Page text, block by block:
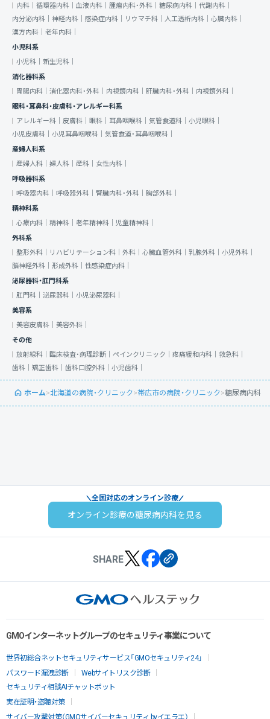
内科｜ 循環器内科｜ 血液内科｜ 腫瘍内科・外科｜ 糖尿病内科｜ 代謝内科｜
内分泌内科｜ 神経内科｜ 感染症内科｜ リウマチ科｜ 人工透析内科｜ 心臓内科｜
漢方内科｜ 老年内科｜
小児科系
小児科｜ 新生児科｜
消化器科系
胃腸内科｜ 消化器内科・外科｜ 内視鏡内科｜ 肝臓内科・外科｜ 内視鏡外科｜
眼科・耳鼻科・皮膚科・アレルギー科系
アレルギー科｜ 皮膚科｜ 眼科｜ 耳鼻咽喉科｜ 気管食道科｜ 小児眼科｜
小児皮膚科｜ 小児耳鼻咽喉科｜ 気管食道・耳鼻咽喉科｜
産婦人科系
産婦人科｜ 婦人科｜ 産科｜ 女性内科｜
呼吸器科系
呼吸器内科｜ 呼吸器外科｜ 腎臓内科・外科｜ 胸部外科｜
精神科系
心療内科｜ 精神科｜ 老年精神科｜ 児童精神科｜
外科系
整形外科｜
リハビリテーション科｜ 外科｜ 心臓血管外科｜ 乳腺外科｜ 小児外科｜
脳神経外科｜ 形成外科｜ 性感染症内科｜
泌尿器科・肛門科系
肛門科｜ 泌尿器科｜ 小児泌尿器科｜
美容系
美容皮膚科｜ 美容外科｜
その他
放射線科｜ 臨床検査・病理診断｜ ペインクリニック｜ 疼痛緩和内科｜ 救急科｜
歯科｜ 矯正歯科｜ 歯科口腔外科｜ 小児歯科｜
ホーム>北海道の病院・クリニック>帯広市の病院・クリニック>糖尿病内科
全国対応のオンライン診療
オンライン診療の糖尿病内科を見る
SHARE
GMOインターネットグループのセキュリティ事業について
世界初総合ネットセキュリティサービス「GMOセキュリティ24」
パスワード漏洩診断
Webサイトリスク診断
セキュリティ相談AIチャットボット
実在証明・盗聴対策
サイバー攻撃対策（GMOサイバーセキュリティ byイエラエ）